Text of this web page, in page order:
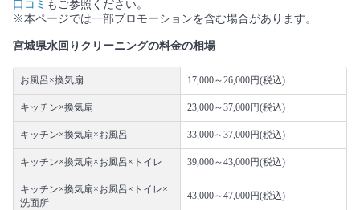
口コミ もご参照ください。
※本ページでは一部プロモーションを含む場合があります。
宮城県水回りクリーニングの料金の相場
お風呂×換気扇 17,000～26,000円(税込)
キッチン×換気扇 23,000～37,000円(税込)
キッチン×換気扇×お風呂 33,000～37,000円(税込)
キッチン×換気扇×お風呂×トイレ 39,000～43,000円(税込)
キッチン×換気扇×お風呂×トイレ×
洗面所
43,000～47,000円(税込)